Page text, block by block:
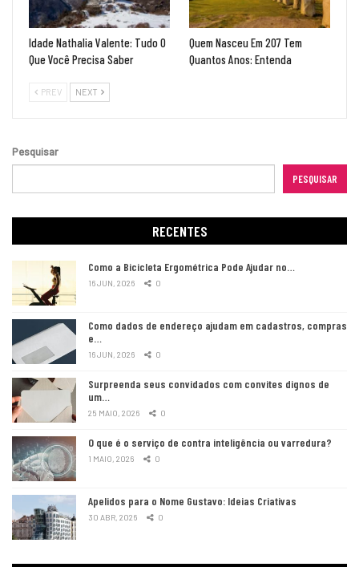
Idade Nathalia Valente: Tudo O
Que Você Precisa Saber
Quem Nasceu Em 207 Tem
Quantos Anos: Entenda
PREV NEXT
Pesquisar
PESQUISAR
RECENTES
Como a Bicicleta Ergométrica Pode Ajudar no…
16 JUN, 2026 0
Como dados de endereço ajudam em cadastros, compras
e…
16 JUN, 2026 0
Surpreenda seus convidados com convites dignos de
um…
25 MAIO, 2026 0
O que é o serviço de contra inteligência ou varredura?
1 MAIO, 2026 0
Apelidos para o Nome Gustavo: Ideias Criativas
30 ABR, 2026 0